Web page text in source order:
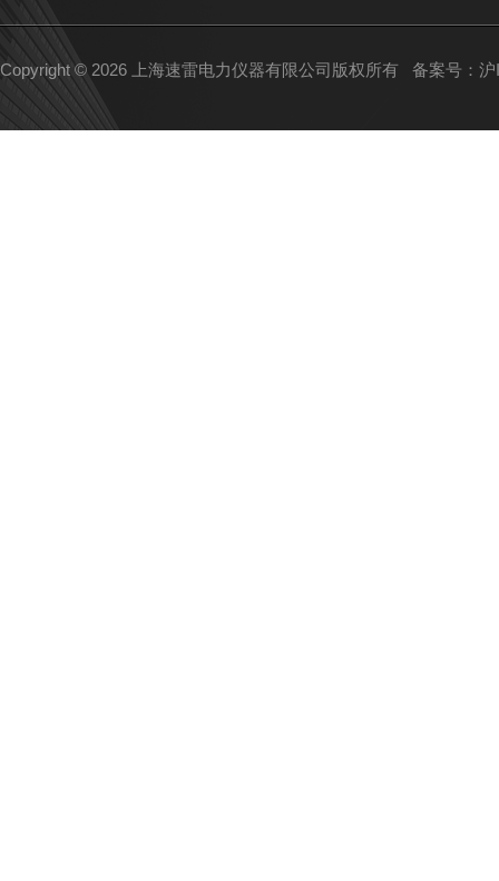
Copyright © 2026 上海速雷电力仪器有限公司版权所有 备案号：